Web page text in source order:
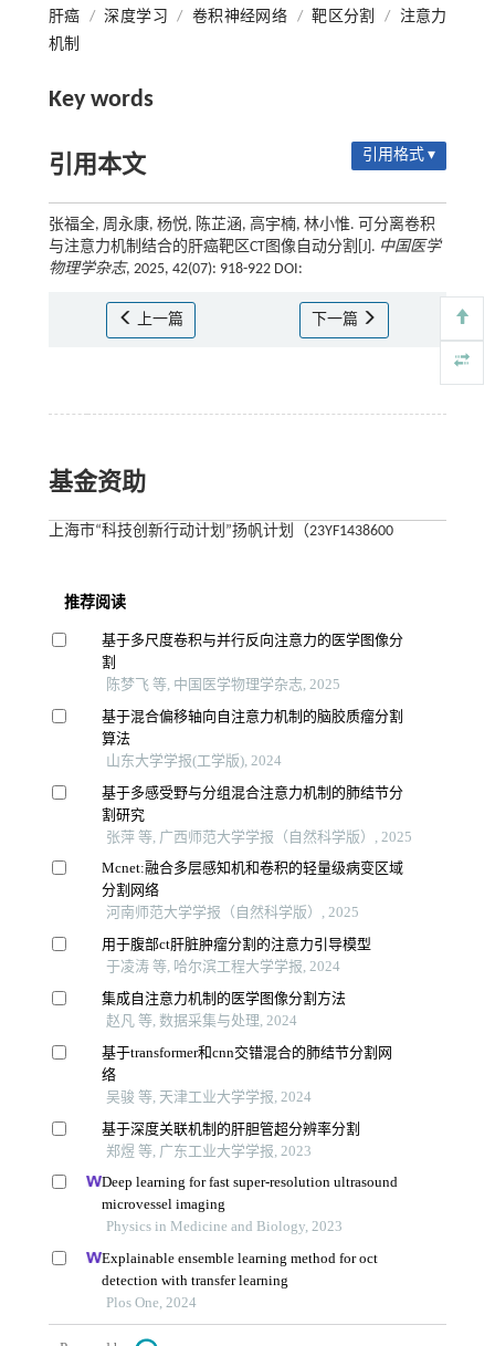
肝癌 / 深度学习 / 卷积神经网络 / 靶区分割 /
注意力
机制
Key words
引用本文 引用格式 ▾
张福全, 周永康, 杨悦, 陈芷涵, 高宇楠, 林小惟. 可分离卷积
与注意力机制结合的肝癌靶区CT图像自动分割[J]. 中国医学
物理学杂志, 2025, 42(07): 918-922 DOI:
上一篇 下一篇
基金资助
上海市“科技创新行动计划”扬帆计划（23YF1438600